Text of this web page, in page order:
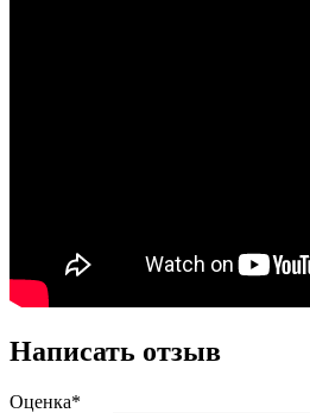
Написать отзыв
Оценка*